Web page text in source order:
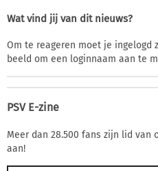
Wat vind jij van dit nieuws?
Om te reageren moet je ingelogd
beeld om een loginnaam aan te
PSV E-zine
Meer dan 28.500 fans zijn lid van
aan!